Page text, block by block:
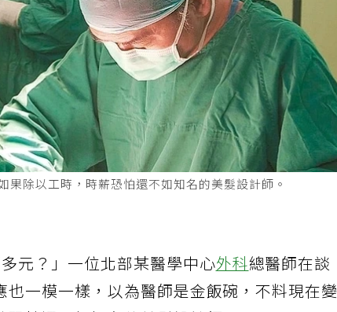
除以工時，時薪恐怕還不如知名的美髮設計師。
元？」一位北部某醫學中心外科總醫師在談
一模一樣，以為醫師是金飯碗，不料現在變